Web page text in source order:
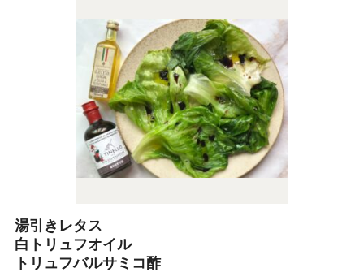
湯引きレタス
白トリュフオイル
トリュフバルサミコ酢